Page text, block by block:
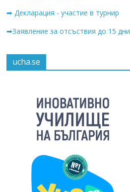
➡ Декларация - участие в турнир
➡Заявление за отсъствия до 15 дни
ucha.se